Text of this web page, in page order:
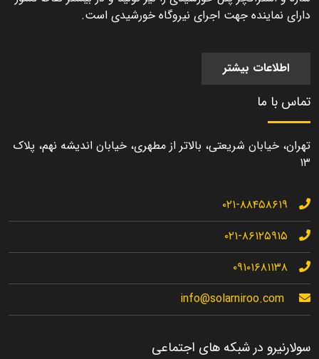
دارای نماینده جهت اجرای نیروگاه خورشیدی است.
اطلاعات بیشتر
تماس با ما
تهران، خیابان شریعتی، بالاتر از مطهری، خیابان اندیشه نهم، پلاک
۱۳
۰۲۱-۸۸۴۵۸۶۱۹
۰۲۱-۸۶۱۲۵۹۱۵
۰۹۱۰۱۶۸۱۱۳۸
info@solarniroo.com
سولارنیرو در شبکه های اجتماعی